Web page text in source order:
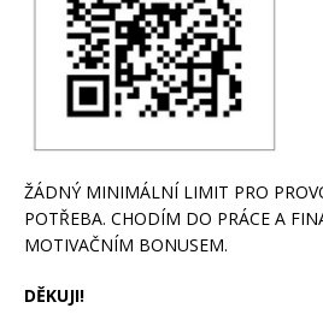
ŽÁDNÝ MINIMÁLNÍ LIMIT PRO
POTŘEBA. CHODÍM DO PRÁCE A
MOTIVAČNÍM BONUSEM.
DĚKUJI!